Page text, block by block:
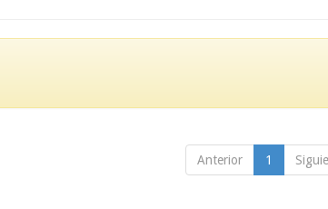
Anterior 1